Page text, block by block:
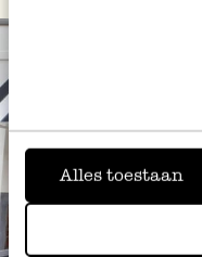
Alles toestaan